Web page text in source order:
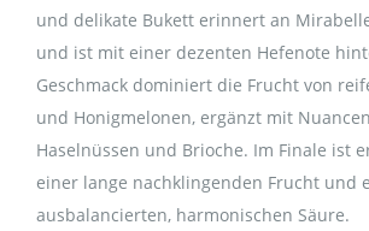
und delikate Bukett erinnert an
und ist mit einer dezenten Hefenote
Geschmack dominiert die Frucht von
und Honigmelonen, ergänzt mit
Haselnüssen und Brioche. Im Finale ist
einer lange nachklingenden Frucht und
ausbalancierten, harmonischen Säure.